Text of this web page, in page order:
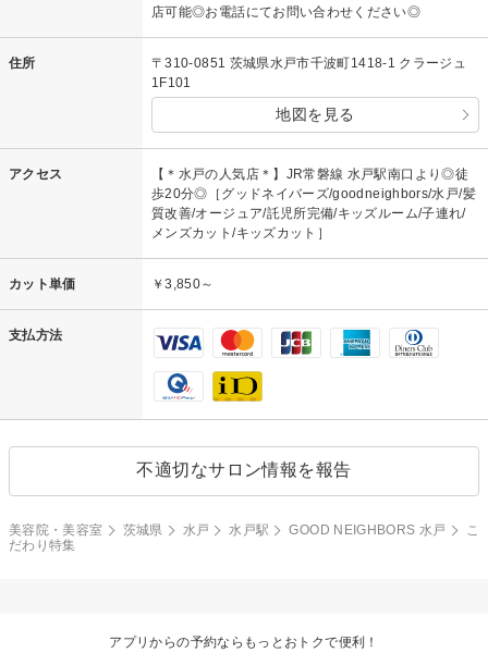
店可能◎お電話にてお問い合わせください◎
住所
〒310-0851 茨城県水戸市千波町1418-1 クラージュ
1F101
地図を見る
アクセス
【＊水戸の人気店＊】JR常磐線 水戸駅南口より◎徒
歩20分◎［グッドネイバーズ/goodneighbors/水戸/髪
質改善/オージュア/託児所完備/キッズルーム/子連れ/
メンズカット/キッズカット］
カット単価 ￥3,850～
支払方法
不適切なサロン情報を報告
美容院・美容室 茨城県 水戸 水戸駅 GOOD NEIGHBORS 水戸
こ
だわり特集
アプリからの予約ならもっとおトクで便利！